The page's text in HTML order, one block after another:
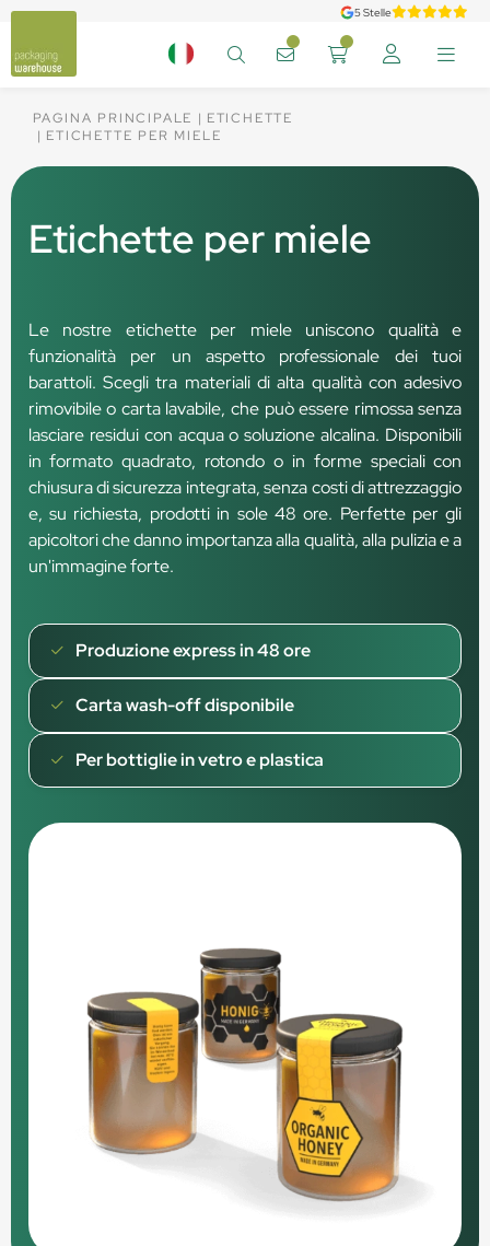
5 Stelle
PAGINA PRINCIPALE
ETICHETTE
ETICHETTE PER MIELE
Etichette per miele
Le nostre etichette per miele uniscono qualità e
funzionalità per un aspetto professionale dei tuoi
barattoli. Scegli tra materiali di alta qualità con adesivo
rimovibile o carta lavabile, che può essere rimossa senza
lasciare residui con acqua o soluzione alcalina. Disponibili
in formato quadrato, rotondo o in forme speciali con
chiusura di sicurezza integrata, senza costi di attrezzaggio
e, su richiesta, prodotti in sole 48 ore. Perfette per gli
apicoltori che danno importanza alla qualità, alla pulizia e a
un'immagine forte.
Produzione express in 48 ore
Carta wash-off disponibile
Per bottiglie in vetro e plastica